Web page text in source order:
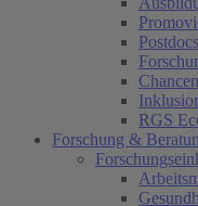
Postdocs
RGS
Forschung &